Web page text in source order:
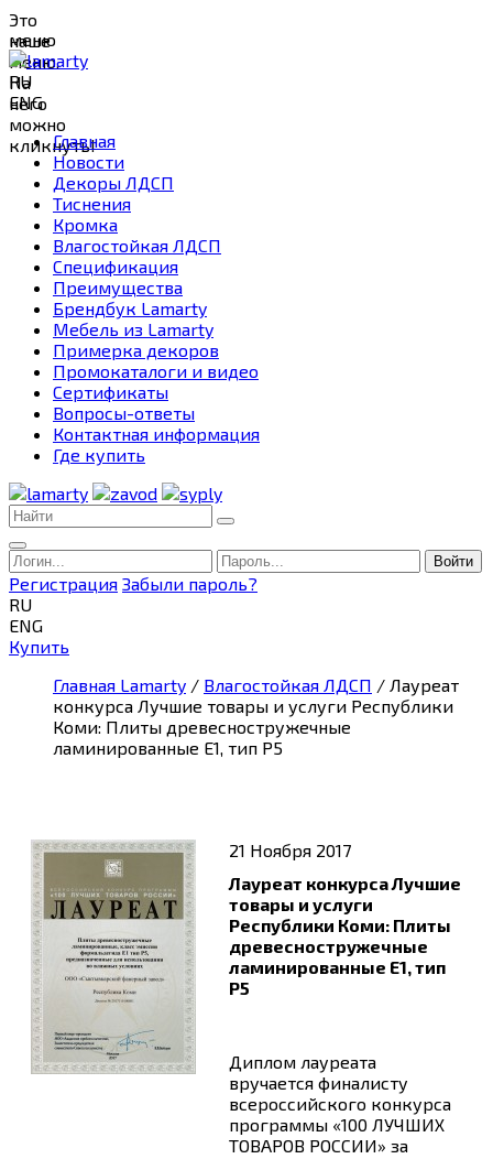
Это
наше
меню.
На
него
можно
кликнуть!
меню
RU
ENG
Главная
Новости
Декоры ЛДСП
Тиснения
Кромка
Влагостойкая ЛДСП
Спецификация
Преимущества
Брендбук Lamarty
Мебель из Lamarty
Примерка декоров
Промокаталоги и видео
Сертификаты
Вопросы-ответы
Контактная информация
Где купить
Войти
Регистрация Забыли пароль?
RU
ENG
Купить
Главная Lamarty / Влагостойкая ЛДСП / Лауреат
конкурса Лучшие товары и услуги Республики
Коми: Плиты древесностружечные
ламинированные E1, тип Р5
21 Ноября 2017
Лауреат конкурса Лучшие
товары и услуги
Республики Коми: Плиты
древесностружечные
ламинированные E1, тип
Р5
Диплом лауреата
вручается финалисту
всероссийского конкурса
программы «100 ЛУЧШИХ
ТОВАРОВ РОССИИ» за